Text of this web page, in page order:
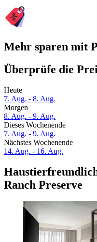
Mehr sparen mit
Überprüfe die
Heute
7. Aug. - 8. Aug.
Morgen
8. Aug. - 9. Aug.
Dieses Wochenende
7. Aug. - 9. Aug.
Nächstes Wochenende
14. Aug. - 16. Aug.
Ranch Preserve